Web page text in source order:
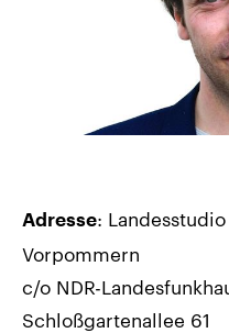
Adresse:
Vorpommern
c/o NDR-
Schloßgartenallee 61